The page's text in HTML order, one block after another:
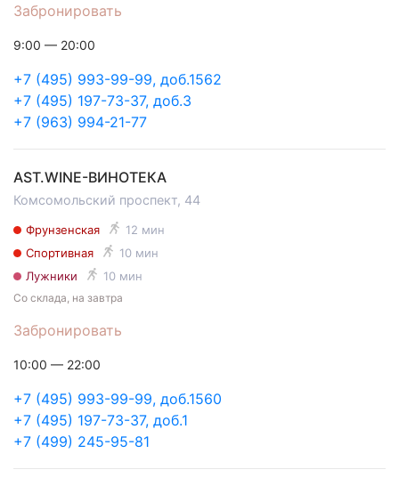
Забронировать
+7 (495) 993-99-99, доб.1562
+7 (495) 197-73-37, доб.3
+7 (963) 994-21-77
9:00 — 20:00
AST.WINE-ВИНОТЕКА
Комсомольский проспект, 44
Фрунзенская
12 мин
Спортивная
10 мин
Лужники
10 мин
Забронировать
Со склада, на завтра
+7 (495) 993-99-99, доб.1560
+7 (495) 197-73-37, доб.1
+7 (499) 245-95-81
10:00 — 22:00